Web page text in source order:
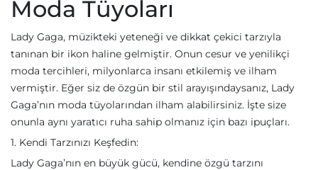
Moda Tüyoları
Lady Gaga, müzikteki yeteneği ve dikkat çekici tarzıyla
tanınan bir ikon haline gelmiştir. Onun cesur ve yenilikçi
moda tercihleri, milyonlarca insanı etkilemiş ve ilham
vermiştir. Eğer siz de özgün bir stil arayışındaysanız, Lady
Gaga’nın moda tüyolarından ilham alabilirsiniz. İşte size
onunla aynı yaratıcı ruha sahip olmanız için bazı ipuçları.
1. Kendi Tarzınızı Keşfedin:
Lady Gaga’nın en büyük gücü, kendine özgü tarzını